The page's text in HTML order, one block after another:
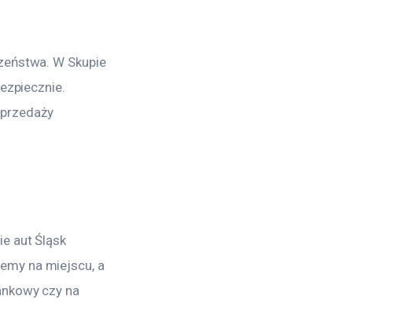
W Skupie
aut Śląsk
na miejscu, a
czy na